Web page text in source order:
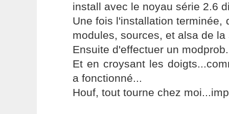
install avec le noyau série 2.6
Une fois l'installation terminée,
modules, sources, et alsa de la
Ensuite d'effectuer un
Et en croysant les
a fonctionné...
Houf, tout tourne chez